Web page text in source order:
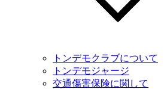
トンデモクラブについて
トンデモジャージ
交通傷害保険に関して